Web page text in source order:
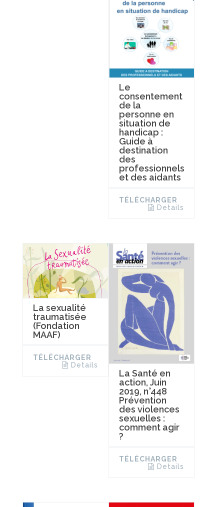
Le
consentement
de la
personne en
situation de
handicap :
Guide à
destination
des
professionnels
et des aidants
TÉLÉCHARGER
Details
La sexualité
traumatisée
(Fondation
MAAF)
TÉLÉCHARGER
Details
La Santé en
action, Juin
2019, n°448
Prévention
des violences
sexuelles :
comment agir
?
TÉLÉCHARGER
Details